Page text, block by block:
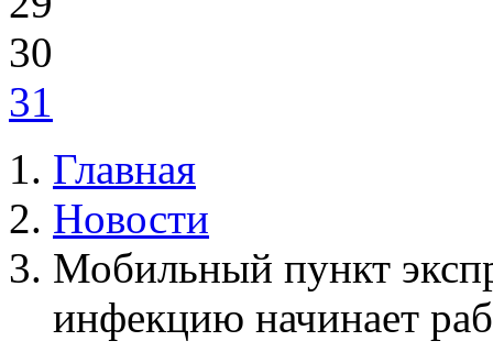
30
31
Главная
Новости
Мобильный пункт
инфекцию начинает